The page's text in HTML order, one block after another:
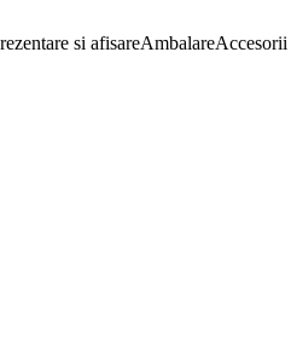
si afisareAmbalare